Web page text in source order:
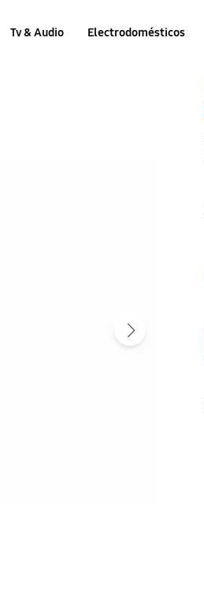
Tv & Audio Electrodomésticos